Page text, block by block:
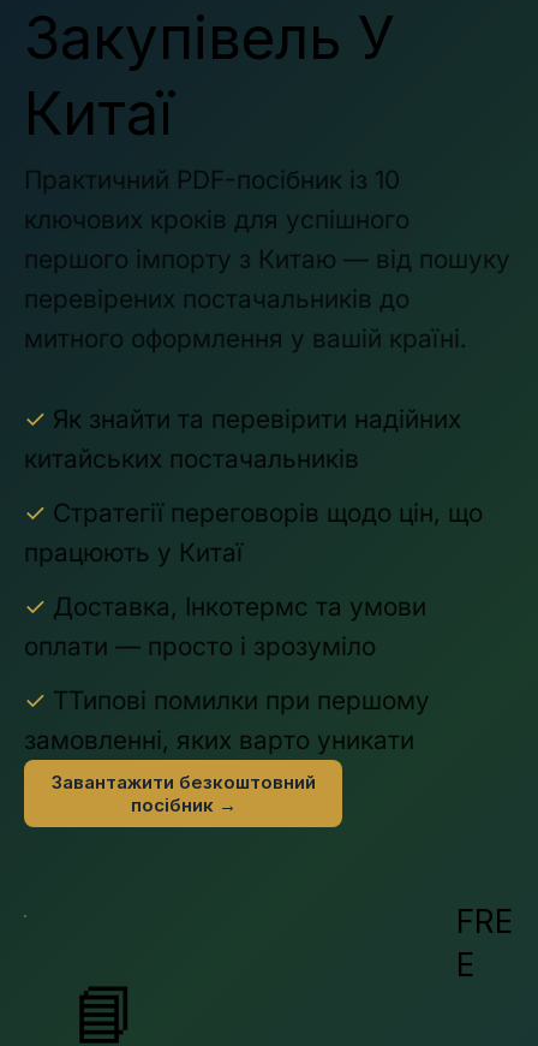
Закупівель У
Китаї
Практичний PDF-посібник із 10
ключових кроків для успішного
першого імпорту з Китаю — від пошуку
перевірених постачальників до
митного оформлення у вашій країні.
✓ Як знайти та перевірити надійних
китайських постачальників
✓ Стратегії переговорів щодо цін, що
працюють у Китаї
✓ Доставка, Інкотермс та умови
оплати — просто і зрозуміло
✓ ТТипові помилки при першому
замовленні, яких варто уникати
Завантажити безкоштовний
посібник →
FRE
E
📘